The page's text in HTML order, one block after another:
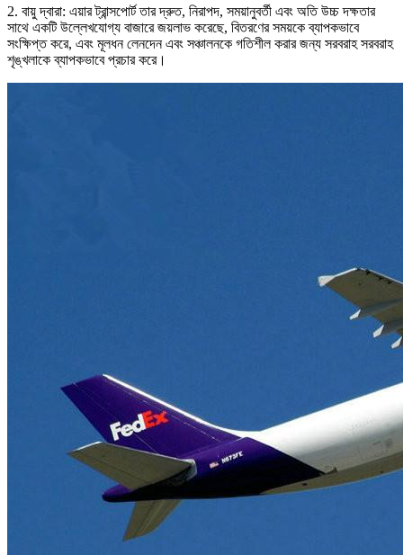
2. বায়ু দ্বারা: এয়ার ট্রান্সপোর্ট তার দ্রুত, নিরাপদ, সময়ানুবর্তী এবং অতি উচ্চ দক্ষতার
সাথে একটি উল্লেখযোগ্য বাজারে জয়লাভ করেছে, বিতরণের সময়কে ব্যাপকভাবে
সংক্ষিপ্ত করে, এবং মূলধন লেনদেন এবং সঞ্চালনকে গতিশীল করার জন্য সরবরাহ সরবরাহ
শৃঙ্খলাকে ব্যাপকভাবে প্রচার করে।